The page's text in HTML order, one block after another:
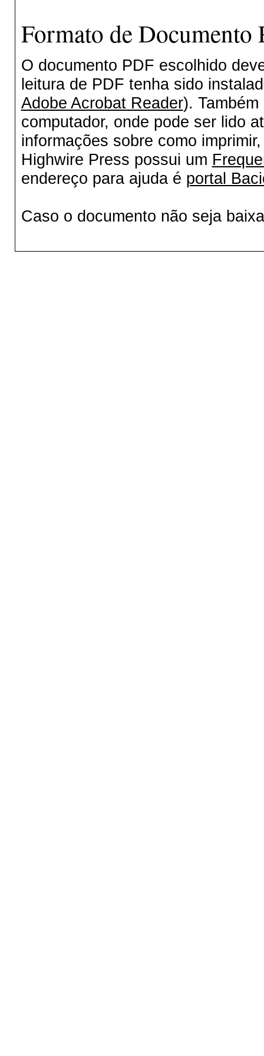
Formato de
O documento PDF escolhido
leitura de PDF tenha sido
Adobe Acrobat Reader).
computador, onde pode ser lido
informações sobre como
Highwire Press possui um
endereço para ajuda é portal
Caso o documento não seja